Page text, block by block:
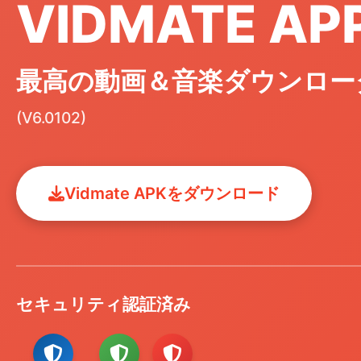
VIDMATE
最高の動画＆音楽ダウンロ
(V6.0102)
Vidmate APKをダウンロード
セキュリティ認証済み